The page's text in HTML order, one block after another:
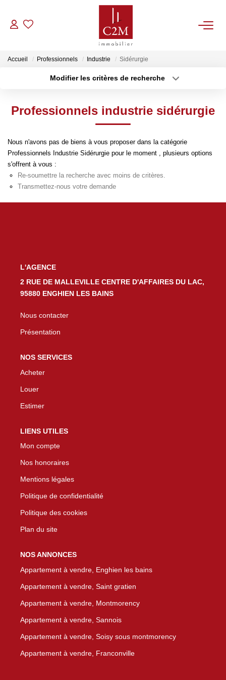
CONTACT
ESTIMATION
NOTRE AGENCE
BIENS VENDUS
Accueil Professionnels Industrie Sidérurgie
Modifier les critères de recherche
Plus de critères Créer une alerte
Professionnels industrie sidérurgie
Nous n'avons pas de biens à vous proposer dans la catégorie
Professionnels Industrie Sidérurgie pour le moment , plusieurs options
s'offrent à vous :
Re-soumettre la recherche avec moins de critères.
Transmettez-nous votre demande
L'AGENCE
2 RUE DE MALLEVILLE CENTRE D'AFFAIRES DU LAC,
95880 ENGHIEN LES BAINS
Nous contacter
Présentation
NOS SERVICES
Acheter
Louer
Estimer
LIENS UTILES
Mon compte
Nos honoraires
Mentions légales
Politique de confidentialité
Politique des cookies
Plan du site
NOS ANNONCES
Appartement à vendre, Enghien les bains
Appartement à vendre, Saint gratien
Appartement à vendre, Montmorency
Appartement à vendre, Sannois
Appartement à vendre, Soisy sous montmorency
Appartement à vendre, Franconville